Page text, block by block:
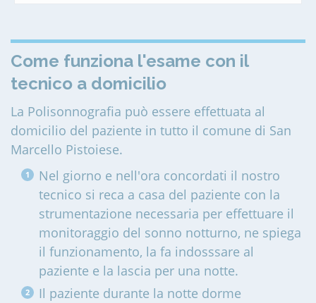
Come funziona l'esame con il
tecnico a domicilio
La Polisonnografia può essere effettuata al
domicilio del paziente in tutto il comune di San
Marcello Pistoiese.
Nel giorno e nell'ora concordati il nostro
tecnico si reca a casa del paziente con la
strumentazione necessaria per effettuare il
monitoraggio del sonno notturno, ne spiega
il funzionamento, la fa indosssare al
paziente e la lascia per una notte.
Il paziente durante la notte dorme